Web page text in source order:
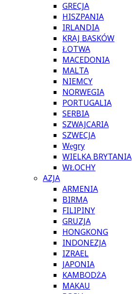
GRECJA
HISZPANIA
IRLANDIA
KRAJ BASKÓW
ŁOTWA
MACEDONIA
MALTA
NIEMCY
NORWEGIA
PORTUGALIA
SERBIA
SZWAJCARIA
SZWECJA
Węgry
WIELKA BRYTANIA
WŁOCHY
AZJA
ARMENIA
BIRMA
FILIPINY
GRUZJA
HONGKONG
INDONEZJA
IZRAEL
JAPONIA
KAMBODŻA
MAKAU